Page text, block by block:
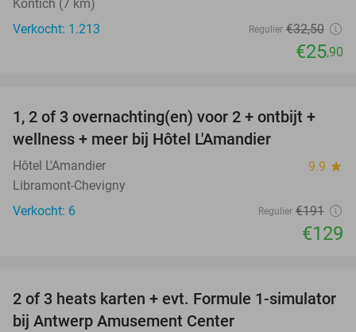
Kontich (7 km)
Verkocht: 1.213
Regulier €32,50
€25,90
32%
TODAY
1, 2 of 3 overnachting(en) voor 2 + ontbijt +
wellness + meer bij Hôtel L'Amandier
Hôtel L'Amandier 9.9 star
Libramont-Chevigny
Verkocht: 6
Regulier €191
€129
23%
2 of 3 heats karten + evt. Formule 1-simulator
bij Antwerp Amusement Center